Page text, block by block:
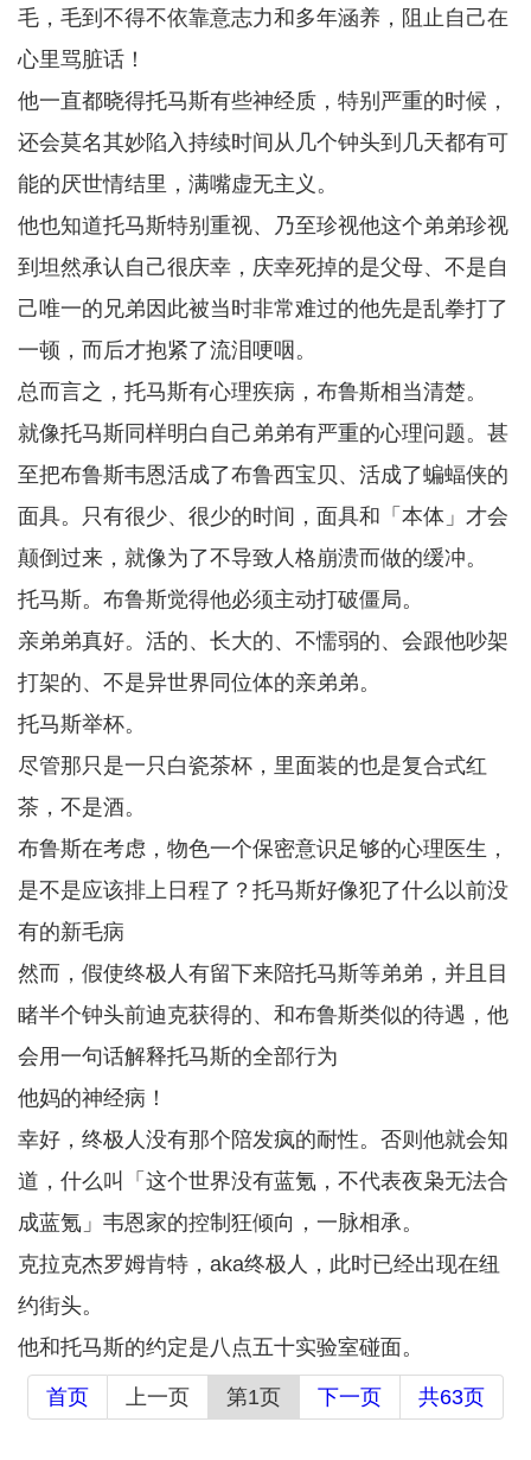
毛，毛到不得不依靠意志力和多年涵养，阻止自己在
心里骂脏话！
他一直都晓得托马斯有些神经质，特别严重的时候，
还会莫名其妙陷入持续时间从几个钟头到几天都有可
能的厌世情结里，满嘴虚无主义。
他也知道托马斯特别重视、乃至珍视他这个弟弟珍视
到坦然承认自己很庆幸，庆幸死掉的是父母、不是自
己唯一的兄弟因此被当时非常难过的他先是乱拳打了
一顿，而后才抱紧了流泪哽咽。
总而言之，托马斯有心理疾病，布鲁斯相当清楚。
就像托马斯同样明白自己弟弟有严重的心理问题。甚
至把布鲁斯韦恩活成了布鲁西宝贝、活成了蝙蝠侠的
面具。只有很少、很少的时间，面具和「本体」才会
颠倒过来，就像为了不导致人格崩溃而做的缓冲。
托马斯。布鲁斯觉得他必须主动打破僵局。
亲弟弟真好。活的、长大的、不懦弱的、会跟他吵架
打架的、不是异世界同位体的亲弟弟。
托马斯举杯。
尽管那只是一只白瓷茶杯，里面装的也是复合式红
茶，不是酒。
布鲁斯在考虑，物色一个保密意识足够的心理医生，
是不是应该排上日程了？托马斯好像犯了什么以前没
有的新毛病
然而，假使终极人有留下来陪托马斯等弟弟，并且目
睹半个钟头前迪克获得的、和布鲁斯类似的待遇，他
会用一句话解释托马斯的全部行为
他妈的神经病！
幸好，终极人没有那个陪发疯的耐性。否则他就会知
道，什么叫「这个世界没有蓝氪，不代表夜枭无法合
成蓝氪」韦恩家的控制狂倾向，一脉相承。
克拉克杰罗姆肯特，aka终极人，此时已经出现在纽
约街头。
他和托马斯的约定是八点五十实验室碰面。
首页 上一页 第1页 下一页 共63页